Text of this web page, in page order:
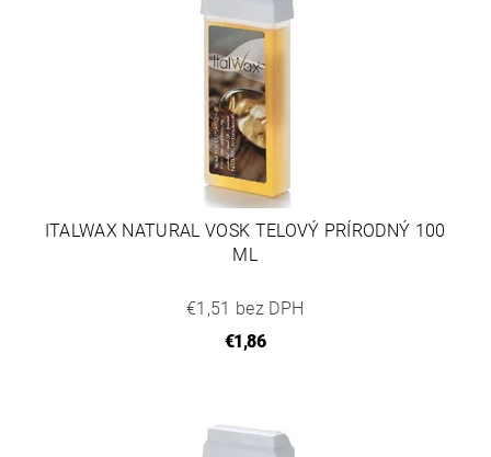
ITALWAX NATURAL VOSK TELOVÝ PRÍRODNÝ 100
ML
€1,51 bez DPH
€1,86